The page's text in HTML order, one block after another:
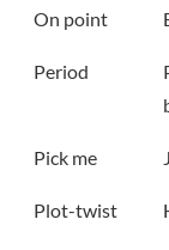
On point
Period
Pick me
Plot-twist